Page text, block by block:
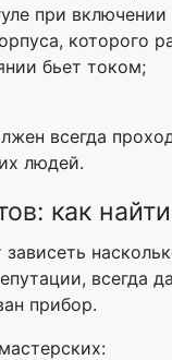
при включении
которого
бьет током;
всегда
людей.
как
прибор.